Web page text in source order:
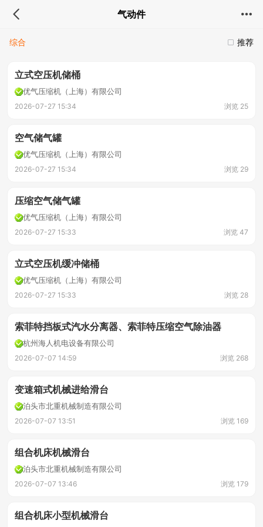
气动件
推荐
综合
立式空压机储桶
优气压缩机（上海）有限公司
2026-07-27 15:34 浏览 25
空气储气罐
优气压缩机（上海）有限公司
2026-07-27 15:34 浏览 29
压缩空气储气罐
优气压缩机（上海）有限公司
2026-07-27 15:33 浏览 47
立式空压机缓冲储桶
优气压缩机（上海）有限公司
2026-07-27 15:33 浏览 28
索菲特挡板式汽水分离器、索菲特压缩空气除油器
杭州海人机电设备有限公司
2026-07-07 14:59 浏览 268
变速箱式机械进给滑台
泊头市北重机械制造有限公司
2026-07-07 13:51 浏览 169
组合机床机械滑台
泊头市北重机械制造有限公司
2026-07-07 13:46 浏览 179
组合机床小型机械滑台